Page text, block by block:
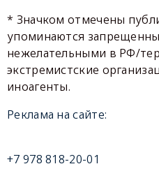
* Значком отмечены
упоминаются
нежелательными в РФ/
экстремистские
иноагенты.
Реклама на сайте:
+7 978 818-20-01